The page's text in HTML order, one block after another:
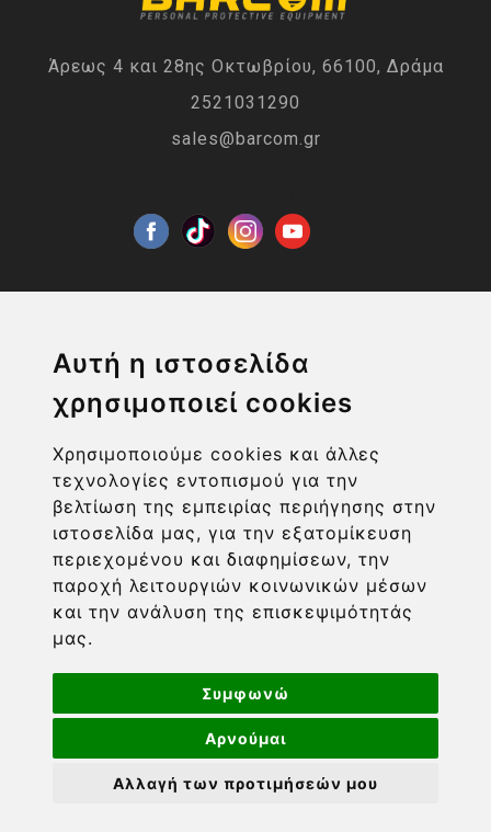
Αυτή η ιστοσελίδα
χρησιμοποιεί cookies
Χρησιμοποιούμε cookies και άλλες
τεχνολογίες εντοπισμού για την
βελτίωση της εμπειρίας περιήγησης στην
ιστοσελίδα μας, για την εξατομίκευση
περιεχομένου και διαφημίσεων, την
παροχή λειτουργιών κοινωνικών μέσων
και την ανάλυση της επισκεψιμότητάς
μας.
Συμφωνώ
Αρνούμαι
Αλλαγή των προτιμήσεών μου
Άρεως 4 και 28ης Οκτωβρίου, 66100, Δράμα
2521031290
sales@barcom.gr
Η ΕΤΑΙΡΙΑ
ΠΛΗΡΟΦΟΡΙΕΣ ΧΡΗΣΤΗ
Powered by nopCommerce- Developed by